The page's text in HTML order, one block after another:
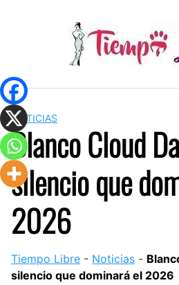
NOTICIAS
Blanco Cloud
silencio que
2026
Tiempo Libre - Noticias -
silencio que dominará el 2026